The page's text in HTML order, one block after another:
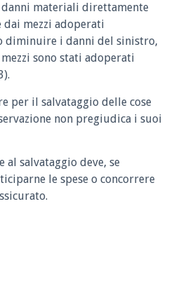
danni materiali direttamente
dai mezzi adoperati
diminuire i danni del sinistro,
sono stati adoperati
per il salvataggio delle cose
non pregiudica i suoi
al salvataggio deve, se
le spese o concorrere